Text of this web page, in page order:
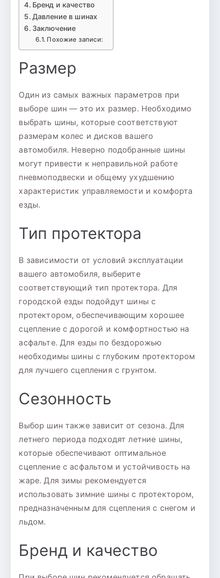
Бренд и качество
Давление в шинах
Заключение
Похожие записи:
Размер
Один из самых важных параметров при
выборе шин — это их размер. Необходимо
выбрать шины, которые соответствуют
размерам колес и дисков вашего
автомобиля. Неверно подобранные шины
могут привести к неправильной работе
пневмоподвески и общему ухудшению
характеристик управляемости и комфорта
езды.
Тип протектора
В зависимости от условий эксплуатации
вашего автомобиля, выберите
соответствующий тип протектора. Для
городской езды подойдут шины с
протектором, обеспечивающим хорошее
сцепление с дорогой и комфортностью на
асфальте. Для езды по бездорожью
необходимы шины с глубоким протектором
для лучшего сцепления с грунтом.
Сезонность
Выбор шин также зависит от сезона. Для
летнего периода подходят летние шины,
которые обеспечивают оптимальное
сцепление с асфальтом и устойчивость на
жаре. Для зимы рекомендуется
использовать зимние шины с протектором,
предназначенным для сцепления с снегом и
льдом.
Бренд и качество